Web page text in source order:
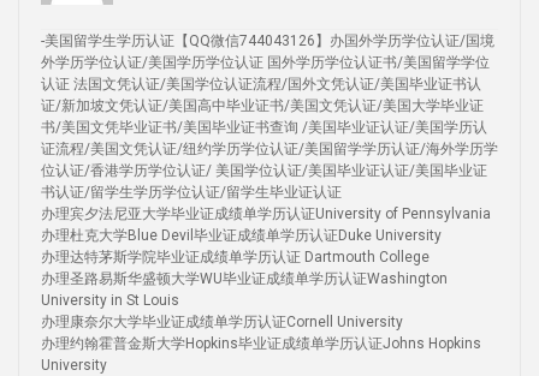
-美国留学生学历认证【QQ微信744043126】办国外学历学位认证/国境
外学历学位认证/美国学历学位认证 国外学历学位认证书/美国留学学位
认证 法国文凭认证/美国学位认证流程/国外文凭认证/美国毕业证书认
证/新加坡文凭认证/美国高中毕业证书/美国文凭认证/美国大学毕业证
书/美国文凭毕业证书/美国毕业证书查询 /美国毕业证认证/美国学历认
证流程/美国文凭认证/纽约学历学位认证/美国留学学历认证/海外学历学
位认证/香港学历学位认证/ 美国学位认证/美国毕业证认证/美国毕业证
书认证/留学生学历学位认证/留学生毕业证认证
办理宾夕法尼亚大学毕业证成绩单学历认证University of Pennsylvania
办理杜克大学Blue Devil毕业证成绩单学历认证Duke University
办理达特茅斯学院毕业证成绩单学历认证 Dartmouth College
办理圣路易斯华盛顿大学WU毕业证成绩单学历认证Washington
University in St Louis
办理康奈尔大学毕业证成绩单学历认证Cornell University
办理约翰霍普金斯大学Hopkins毕业证成绩单学历认证Johns Hopkins
University